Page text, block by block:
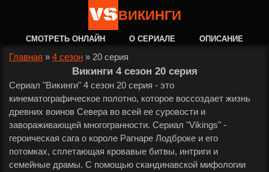
ВИКИНГИ
СМОТРЕТЬ ОНЛАЙН О СЕРИАЛЕ ОПИСАНИЕ
Главная » 4 сезон » 20 серия
Викинги 4 сезон 20 серия
Сериал "Викинги" 4 сезон 20 серия - это
кинематографическое полотно, которое воссоздает жизнь
древних воинов Севера во всей ее суровости и
завораживающей многогранности. Сериал "Vikings" -
героическая сага о короле Рагнаре Лодброке и его
потомках, сплетающая кровавые битвы, интриги и
семейные драмы. С помощью скандинавской мифологии